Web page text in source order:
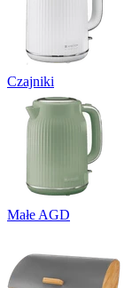
Czajniki
Małe AGD